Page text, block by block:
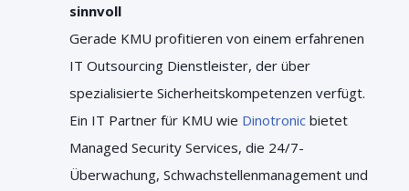
sinnvoll
Gerade KMU profitieren von einem erfahrenen
IT Outsourcing Dienstleister, der über
spezialisierte Sicherheitskompetenzen verfügt.
Ein IT Partner für KMU wie Dinotronic bietet
Managed Security Services, die 24/7-
Überwachung, Schwachstellenmanagement und